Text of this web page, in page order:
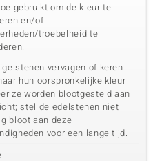
gebruikt om de kleur te
en/of
troebelheid te
stenen vervagen of keren
hun oorspronkelijke kleur
ze worden blootgesteld aan
stel de edelstenen niet
bloot aan deze
voor een lange tijd.